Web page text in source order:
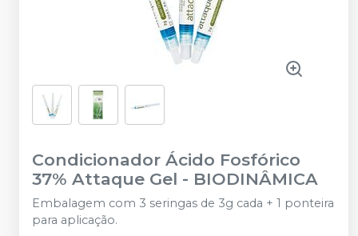
Condicionador Ácido Fosfórico
37% Attaque Gel - BIODINÂMICA
Embalagem com 3 seringas de 3g cada + 1 ponteira
para aplicação.